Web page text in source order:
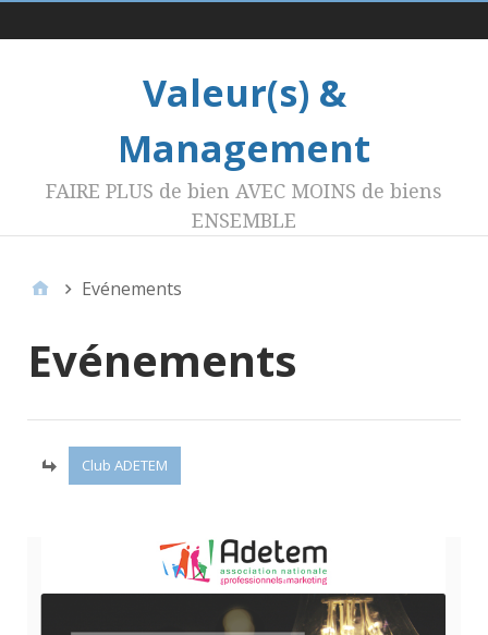
Menu 1
Valeur(s) &
Management
FAIRE PLUS de bien AVEC MOINS de biens
ENSEMBLE
Evénements
Evénements
Club ADETEM